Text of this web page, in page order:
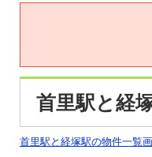
首里駅と経
首里駅と経塚駅の物件一覧